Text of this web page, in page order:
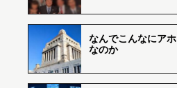
なんでこんなにアホ
なのか